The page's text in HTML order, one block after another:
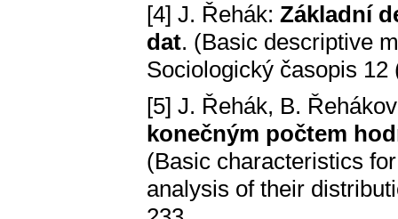
[4] J. Řehák: Základní
dat. (Basic descriptive
Sociologický časopis 12
[5] J. Řehák, B.
konečným počtem
(Basic characteristics
analysis of their